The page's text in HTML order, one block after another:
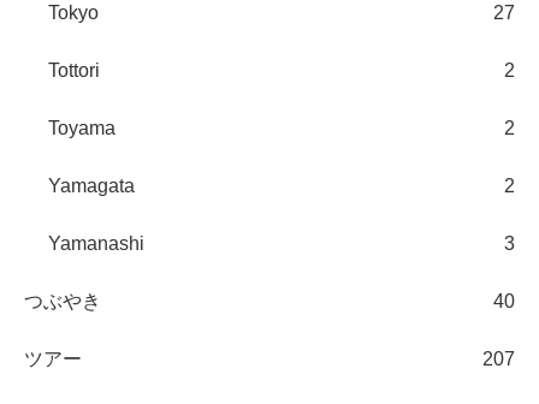
Tokyo 27
Tottori 2
Toyama 2
Yamagata 2
Yamanashi 3
つぶやき 40
ツアー 207